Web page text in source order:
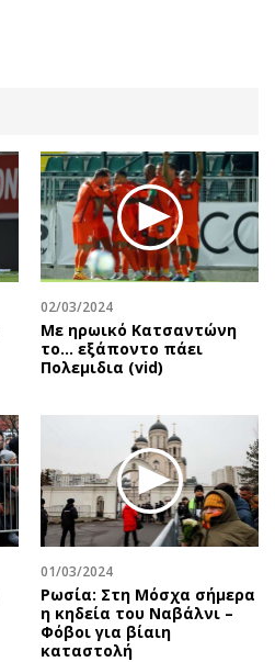
Απόψεις
Αρθρογραφία
The Hill
Υγεία
Αγγελίες
Πωλούνται
Ζητούν εργασία
Θέσεις εργασίας
Geek
Νέα
Κινητά-tablets
Social
Αυτοκίνηση
02/03/2024
Με ηρωικό Κατσαντώνη
το... εξάποντο πάει
Πολεμιδια (vid)
01/03/2024
Ρωσία: Στη Μόσχα σήμερα
η κηδεία του Ναβάλνι –
Φόβοι για βίαιη
καταστολή